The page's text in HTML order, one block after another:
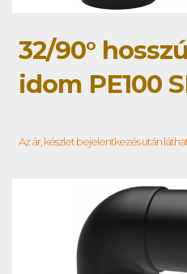
32/90°
idom PE100
Az ár, készlet bejelentkezés után